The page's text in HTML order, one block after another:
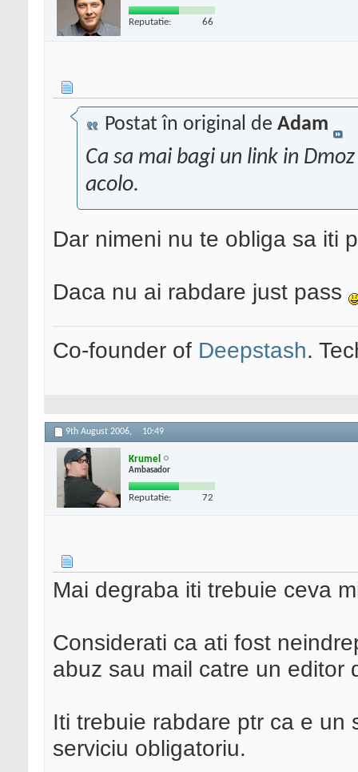
Reputatie: 66
Postat în original de Adam
Ca sa mai bagi un link in
acolo.
Dar nimeni nu te obliga sa iti
Daca nu ai rabdare just pass
Co-founder of Deepstash.
9th August 2006, 10:49
Krumel
Ambasador
Reputatie: 72
Mai degraba iti trebuie ceva
Considerati ca ati fost
abuz sau mail catre un editor
Iti trebuie rabdare ptr ca e un
serviciu obligatoriu.